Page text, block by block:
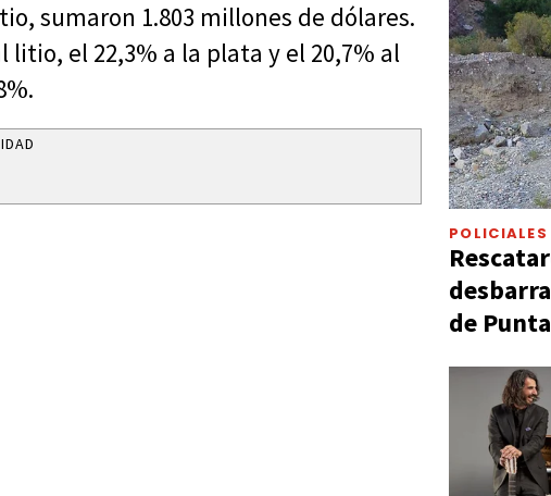
sumaron 1.803 millones de dólares.
litio, el 22,3% a la plata y el 20,7% al
POLICIALES
de